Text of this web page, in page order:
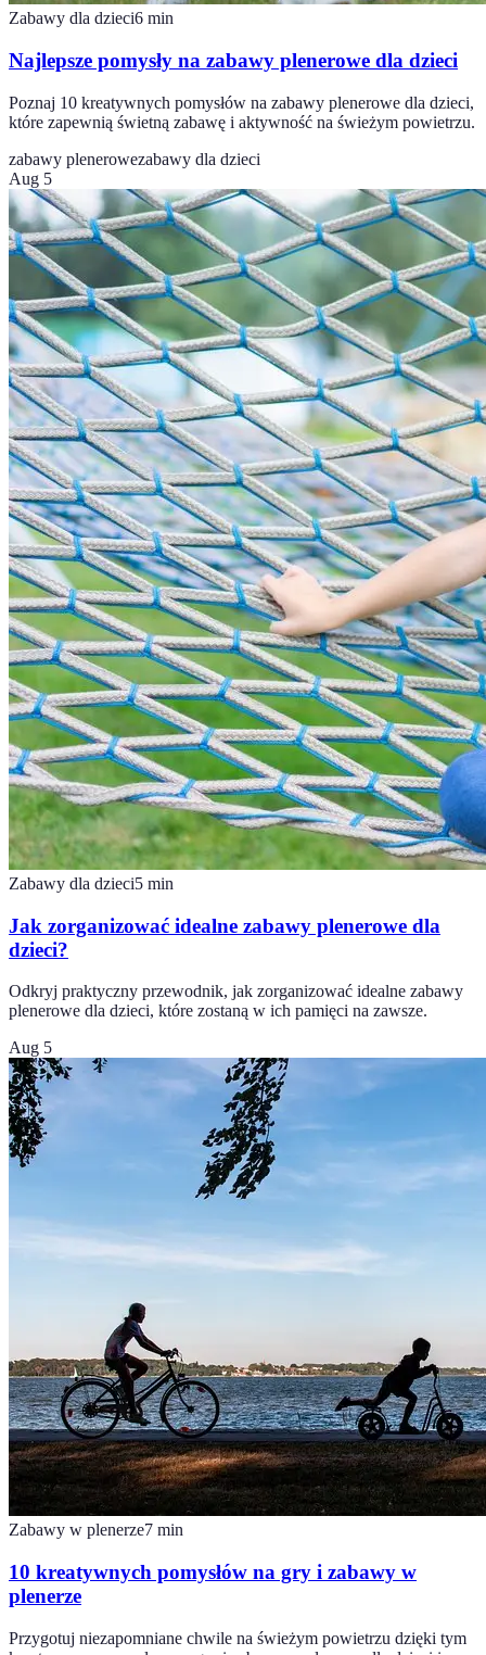
Zabawy dla dzieci6 min
Najlepsze pomysły na zabawy plenerowe dla dzieci
Poznaj 10 kreatywnych pomysłów na zabawy plenerowe dla dzieci,
które zapewnią świetną zabawę i aktywność na świeżym powietrzu.
zabawy plenerowezabawy dla dzieci
Aug 5
Zabawy dla dzieci5 min
Jak zorganizować idealne zabawy plenerowe dla
dzieci?
Odkryj praktyczny przewodnik, jak zorganizować idealne zabawy
plenerowe dla dzieci, które zostaną w ich pamięci na zawsze.
Aug 5
Zabawy w plenerze7 min
10 kreatywnych pomysłów na gry i zabawy w
plenerze
Przygotuj niezapomniane chwile na świeżym powietrzu dzięki tym